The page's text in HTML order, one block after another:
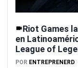
Riot Games
en
League of
POR ENTREPRENERD